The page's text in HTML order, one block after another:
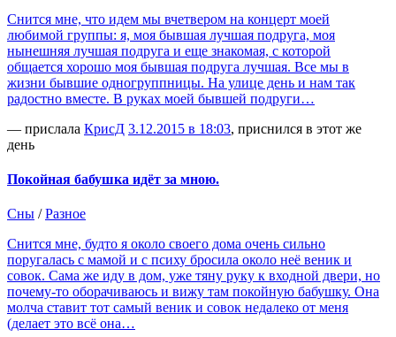
Снится мне, что идем мы вчетвером на концерт моей
любимой группы: я, моя бывшая лучшая подруга, моя
нынешняя лучшая подруга и еще знакомая, с которой
общается хорошо моя бывшая подруга лучшая. Все мы в
жизни бывшие одногруппницы. На улице день и нам так
радостно вместе. В руках моей бывшей подруги…
— прислала КрисД 3.12.2015 в 18:03, приснился в этот же
день
Покойная бабушка идёт за мною.
Сны /Разное
Снится мне, будто я около своего дома очень сильно
поругалась с мамой и с психу бросила около неё веник и
совок. Сама же иду в дом, уже тяну руку к входной двери, но
почему-то оборачиваюсь и вижу там покойную бабушку. Она
молча ставит тот самый веник и совок недалеко от меня
(делает это всё она…